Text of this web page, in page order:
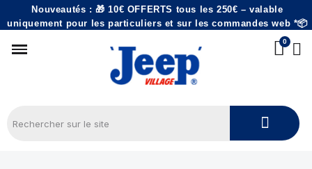
Nouveautés : 🎁 10€ OFFERTS tous les 250€ – valable
uniquement pour les particuliers et sur les commandes web *📦